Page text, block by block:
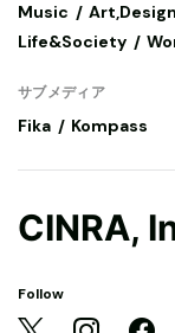
Music Art,Design
Life&Society
サブメディア
Fika Kompass
CINRA,
Follow